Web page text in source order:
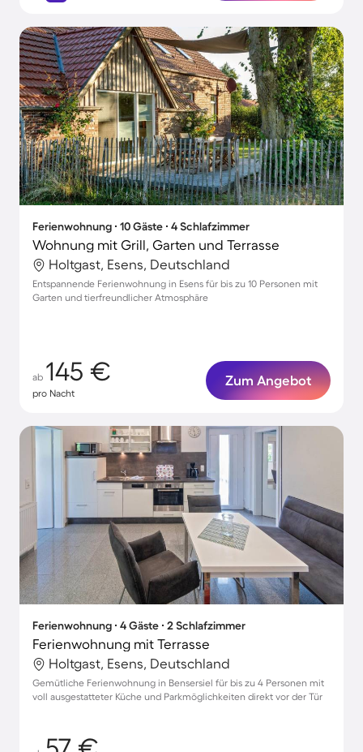
Ferienwohnung ∙ 10 Gäste ∙ 4 Schlafzimmer
Wohnung mit Grill, Garten und Terrasse
Holtgast, Esens, Deutschland
Entspannende Ferienwohnung in Esens für bis zu 10 Personen mit
Garten und tierfreundlicher Atmosphäre
ab 145 €
pro Nacht
Zum Angebot
Ferienwohnung ∙ 4 Gäste ∙ 2 Schlafzimmer
Ferienwohnung mit Terrasse
Holtgast, Esens, Deutschland
Gemütliche Ferienwohnung in Bensersiel für bis zu 4 Personen mit
voll ausgestatteter Küche und Parkmöglichkeiten direkt vor der Tür